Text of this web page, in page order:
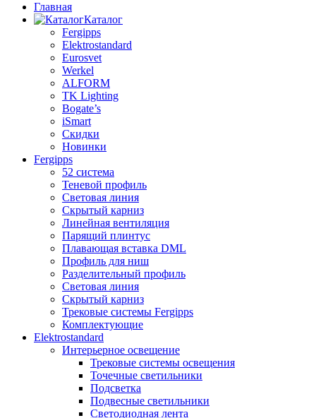
Главная
Каталог
Fergipps
Elektrostandard
Eurosvet
Werkel
ALFORM
TK Lighting
Bogate’s
iSmart
Скидки
Новинки
Fergipps
52 система
Теневой профиль
Световая линия
Скрытый карниз
Линейная вентиляция
Парящий плинтус
Плавающая вставка DML
Профиль для ниш
Разделительный профиль
Световая линия
Скрытый карниз
Трековые системы Fergipps
Комплектующие
Elektrostandard
Интерьерное освещение
Трековые системы освещения
Точечные светильники
Подсветка
Подвесные светильники
Светодиодная лента